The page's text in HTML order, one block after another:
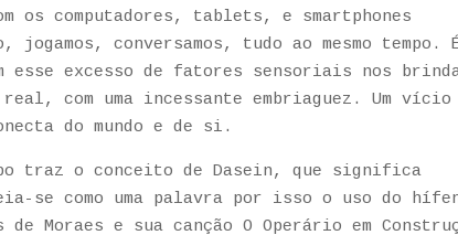
os computadores, tablets, e smartphones
conversamos, tudo ao mesmo tempo.
excesso de fatores sensoriais nos
com uma incessante embriaguez. Um vício
do mundo e de si.
traz o conceito de Dasein, que significa
se como uma palavra por isso o uso do
de Moraes e sua canção O Operário em